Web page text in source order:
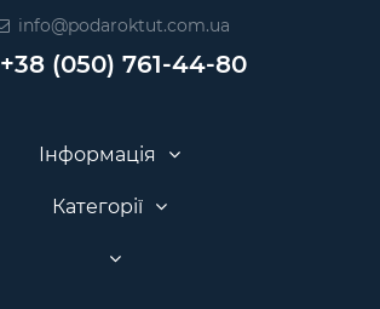
info@podaroktut.com.ua
+38 (050) 761-44-80
Інформація
Категорії